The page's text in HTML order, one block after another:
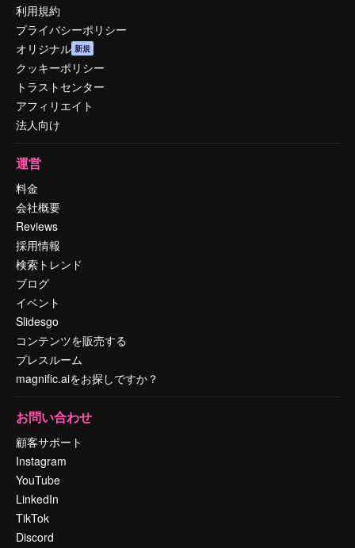
利用規約
プライバシーポリシー
オリジナル 新規
クッキーポリシー
トラストセンター
アフィリエイト
法人向け
運営
料金
会社概要
Reviews
採用情報
検索トレンド
ブログ
イベント
Slidesgo
コンテンツを販売する
プレスルーム
magnific.aiをお探しですか？
お問い合わせ
顧客サポート
Instagram
YouTube
LinkedIn
TikTok
Discord